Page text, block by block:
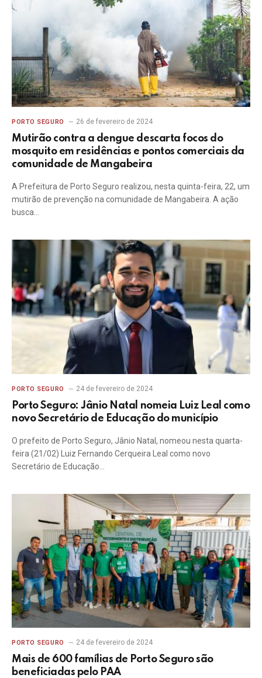
PORTO SEGURO 26 de fevereiro de 2024
Mutirão contra a dengue descarta focos do
mosquito em residências e pontos comerciais da
comunidade de Mangabeira
A Prefeitura de Porto Seguro realizou, nesta quinta-feira, 22, um
mutirão de prevenção na comunidade de Mangabeira. A ação
busca…
PORTO SEGURO 24 de fevereiro de 2024
Porto Seguro: Jânio Natal nomeia Luiz Leal como
novo Secretário de Educação do município
O prefeito de Porto Seguro, Jânio Natal, nomeou nesta quarta-
feira (21/02) Luiz Fernando Cerqueira Leal como novo
Secretário de Educação…
PORTO SEGURO 24 de fevereiro de 2024
Mais de 600 famílias de Porto Seguro são
beneficiadas pelo PAA